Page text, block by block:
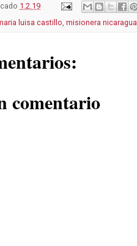
1.2.19
luisa castillo misionera nicaragua
comentario